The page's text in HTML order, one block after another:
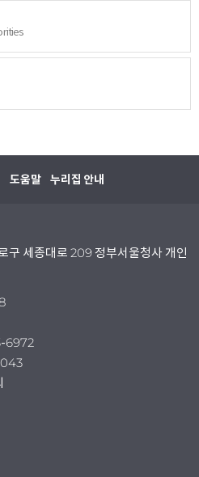
도움말 누리집 안내
구 세종대로 209 정부서울청사 개인
6972